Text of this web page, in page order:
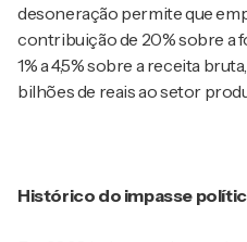
desoneração permite que
contribuição de 20% sobre a
1% a 4,5% sobre a receita
bilhões de reais ao setor
Histórico do impasse